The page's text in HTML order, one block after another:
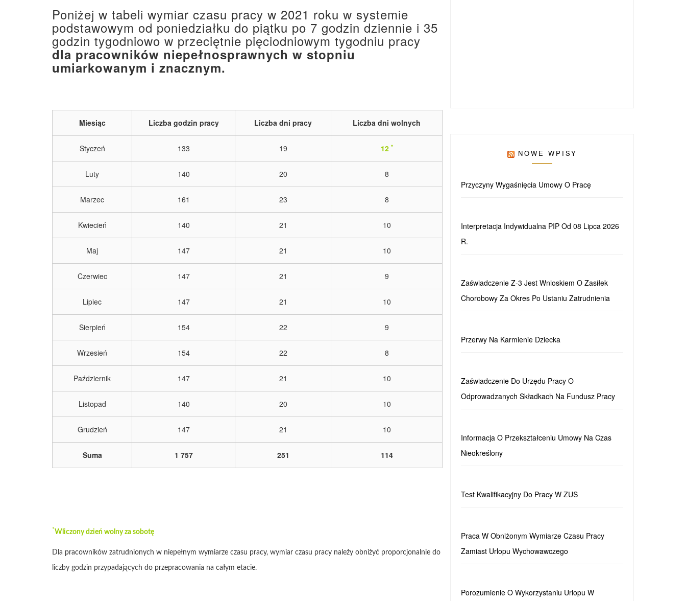
Poniżej w tabeli wymiar czasu pracy w 2021 roku w systemie
podstawowym od poniedziałku do piątku po 7 godzin dziennie i 35
godzin tygodniowo w przeciętnie pięciodniowym tygodniu pracy
dla pracowników niepełnosprawnych w stopniu
umiarkowanym i znacznym.
Miesiąc Liczba godzin pracy Liczba dni pracy Liczba dni wolnych
Styczeń 133 19 12 *
Luty 140 20 8
Marzec 161 23 8
Kwiecień 140 21 10
Maj 147 21 10
Czerwiec 147 21 9
Lipiec 147 21 10
Sierpień 154 22 9
Wrzesień 154 22 8
Październik 147 21 10
Listopad 140 20 10
Grudzień 147 21 10
Suma 1 757 251 114
*Wliczony dzień wolny za sobotę
Dla pracowników zatrudnionych w niepełnym wymiarze czasu pracy, wymiar czasu pracy należy obniżyć proporcjonalnie do
liczby godzin przypadających do przepracowania na całym etacie.
NOWE WPISY
Przyczyny Wygaśnięcia Umowy O Pracę
Interpretacja Indywidualna PIP Od 08 Lipca 2026
R.
Zaświadczenie Z-3 Jest Wnioskiem O Zasiłek
Chorobowy Za Okres Po Ustaniu Zatrudnienia
Przerwy Na Karmienie Dziecka
Zaświadczenie Do Urzędu Pracy O
Odprowadzanych Składkach Na Fundusz Pracy
Informacja O Przekształceniu Umowy Na Czas
Nieokreślony
Test Kwalifikacyjny Do Pracy W ZUS
Praca W Obniżonym Wymiarze Czasu Pracy
Zamiast Urlopu Wychowawczego
Porozumienie O Wykorzystaniu Urlopu W